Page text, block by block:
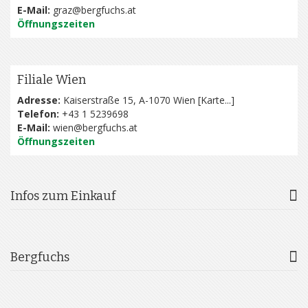
E-Mail: graz@bergfuchs.at
Öffnungszeiten
Filiale Wien
Adresse: Kaiserstraße 15, A-1070 Wien [Karte...]
Telefon: +43 1 5239698
E-Mail: wien@bergfuchs.at
Öffnungszeiten
Infos zum Einkauf
Bergfuchs